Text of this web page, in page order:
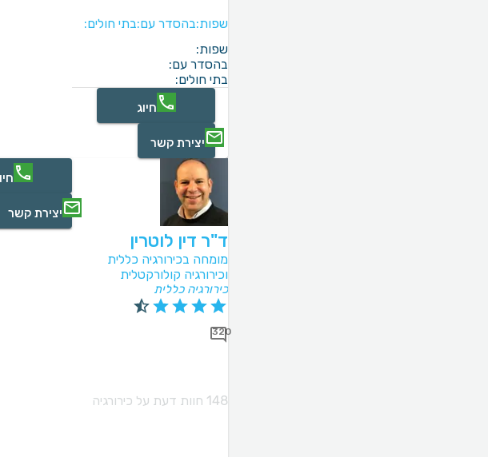
שפות:בהסדר עם:בתי חולים:
שפות:
בהסדר עם:
בתי חולים:
חיוג
יצירת קשר
ד"ר דין לוטרין
מומחה בכירורגיה כללית
וכירורגיה קולורקטלית
כירורגיה כללית
320
148 חוות דעת על כירורגיה
יצירת קשר